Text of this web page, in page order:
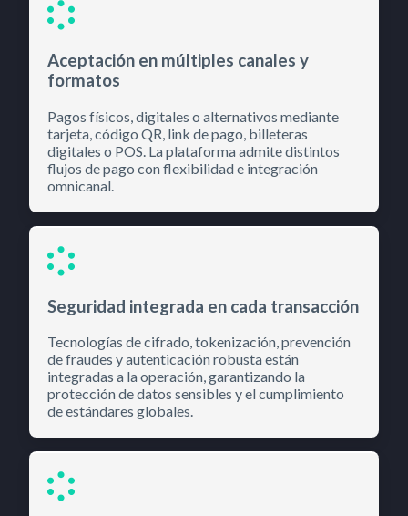
Aceptación en múltiples canales y
formatos
Pagos físicos, digitales o alternativos mediante
tarjeta, código QR, link de pago, billeteras
digitales o POS. La plataforma admite distintos
flujos de pago con flexibilidad e integración
omnicanal.
Seguridad integrada en cada transacción
Tecnologías de cifrado, tokenización, prevención
de fraudes y autenticación robusta están
integradas a la operación, garantizando la
protección de datos sensibles y el cumplimiento
de estándares globales.